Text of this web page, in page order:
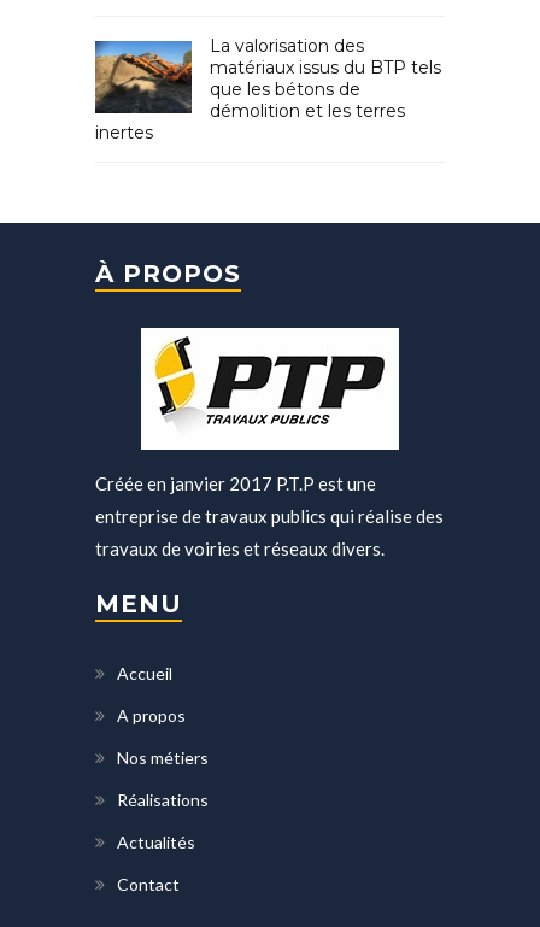
La valorisation des
matériaux issus du BTP tels
que les bétons de
démolition et les terres
inertes
À PROPOS
Créée en janvier 2017 P.T.P est une
entreprise de travaux publics qui réalise des
travaux de voiries et réseaux divers.
MENU
Accueil
A propos
Nos métiers
Réalisations
Actualités
Contact